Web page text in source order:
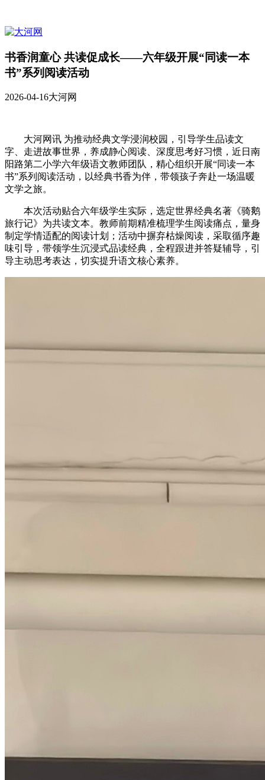
书香润童心 共读促成长——六年级开展“同读一本
书”系列阅读活动
2026-04-16大河网
大河网讯 为推动经典文学浸润校园，引导学生品读文
字、走进故事世界，养成静心阅读、深度思考好习惯，近日南
阳路第二小学六年级语文教师团队，精心组织开展“同读一本
书”系列阅读活动，以经典书香为伴，带领孩子奔赴一场温暖
文学之旅。
本次活动贴合六年级学生实际，选定世界经典名著《骑鹅
旅行记》为共读文本。教师前期精准梳理学生阅读痛点，量身
制定学情适配的阅读计划；活动中摒弃枯燥阅读，采取循序趣
味引导，带领学生沉浸式品读经典，全程跟进并答疑辅导，引
导主动思考表达，切实提升语文核心素养。